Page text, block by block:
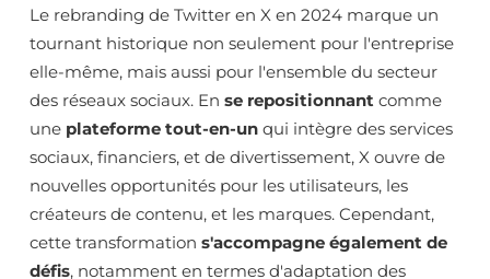
Le rebranding de Twitter en X en 2024 marque un
tournant historique non seulement pour l'entreprise
elle-même, mais aussi pour l'ensemble du secteur
des réseaux sociaux. En se repositionnant comme
une plateforme tout-en-un qui intègre des services
sociaux, financiers, et de divertissement, X ouvre de
nouvelles opportunités pour les utilisateurs, les
créateurs de contenu, et les marques. Cependant,
cette transformation s'accompagne également de
défis, notamment en termes d'adaptation des